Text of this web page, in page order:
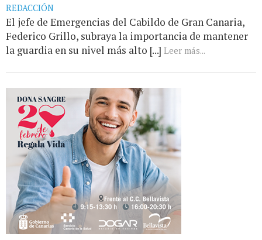
REDACCIÓN
El jefe de Emergencias del Cabildo de Gran Canaria,
Federico Grillo, subraya la importancia de mantener
la guardia en su nivel más alto [...] Leer más...